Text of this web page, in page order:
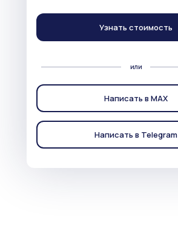
Узнать стоимость
или
Написать в Telegram
Написать в MAX